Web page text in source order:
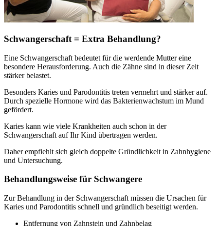
Schwangerschaft = Extra Behandlung?
Eine Schwangerschaft bedeutet für die werdende Mutter eine
besondere Herausforderung. Auch die Zähne sind in dieser Zeit
stärker belastet.
Besonders Karies und Parodontitis treten vermehrt und stärker auf.
Durch spezielle Hormone wird das Bakterienwachstum im Mund
gefördert.
Karies kann wie viele Krankheiten auch schon in der
Schwangerschaft auf Ihr Kind übertragen werden.
Daher empfiehlt sich gleich doppelte Gründlichkeit in Zahnhygiene
und Untersuchung.
Behandlungsweise für Schwangere
Zur Behandlung in der Schwangerschaft müssen die Ursachen für
Karies und Parodontitis schnell und gründlich beseitigt werden.
Entfernung von Zahnstein und Zahnbelag